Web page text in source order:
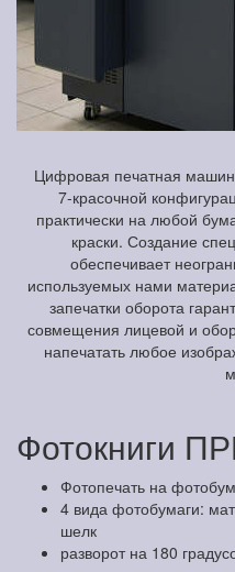
Цифровая печатная
7-красочной
практически на любой
краски. Создание
обеспечивает
используемых нами
запечатки оборота
совмещения лицевой и
напечатать любое
Фотокниги
Фотопечать на
4 вида фотобумаги:
шелк
разворот на 180